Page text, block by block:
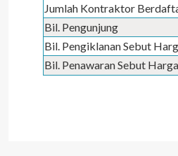
Jumlah Kontraktor
Bil. Pengunjung
Bil. Pengiklanan Sebut
Bil. Penawaran Sebut